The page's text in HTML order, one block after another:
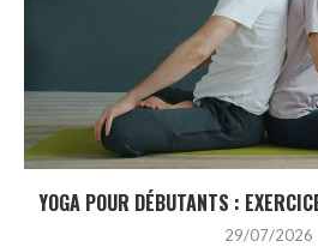
YOGA POUR DÉBUTANTS :
29/07/2026